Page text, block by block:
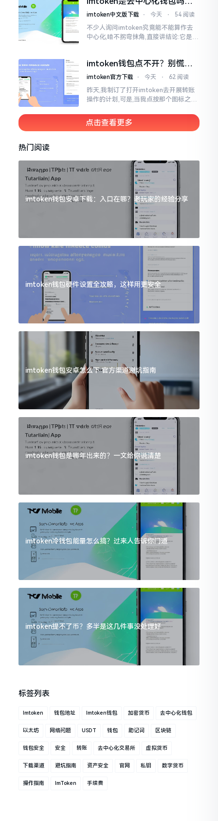
呢拼写方面却少了一个字母
看完这篇不踩坑
imtoken中文版下载 ⋅ 今天 ⋅ 54 阅读
不少人询问imtoken究竟能不能算作去
中心化,咱不拐弯抹角,直接讲结论:它是一
imtoken钱包点不开？别慌，
试试这几招
imtoken官方下载 ⋅ 今天 ⋅ 62 阅读
昨天,我制订了打开imtoken去开展转账
操作的计划,可是,当我点按那个图标之后,
时间都木有一丁点反应。我不住地点击
点击查看更多
热门阅读
imtoken钱包安卓下载：入口在哪？老玩家的经验分享
imtoken钱包硬件设置全攻略，这样用更安全
imtoken钱包安卓怎么下 官方渠道避坑指南
imtoken钱包是哪年出来的？一文给你说清楚
imtoken冷钱包能量怎么搞？过来人告诉你门道
imtoken提不了币？多半是这几件事没处理好
标签列表
Imtoken 钱包地址 Imtoken钱包 加密货币 去中心化钱包
以太坊 网络问题 USDT 钱包 助记词 区块链
钱包安全 安全 转账 去中心化交易所 虚拟货币
下载渠道 避坑指南 资产安全 官网 私钥 数字货币
操作指南 ImToken 手续费